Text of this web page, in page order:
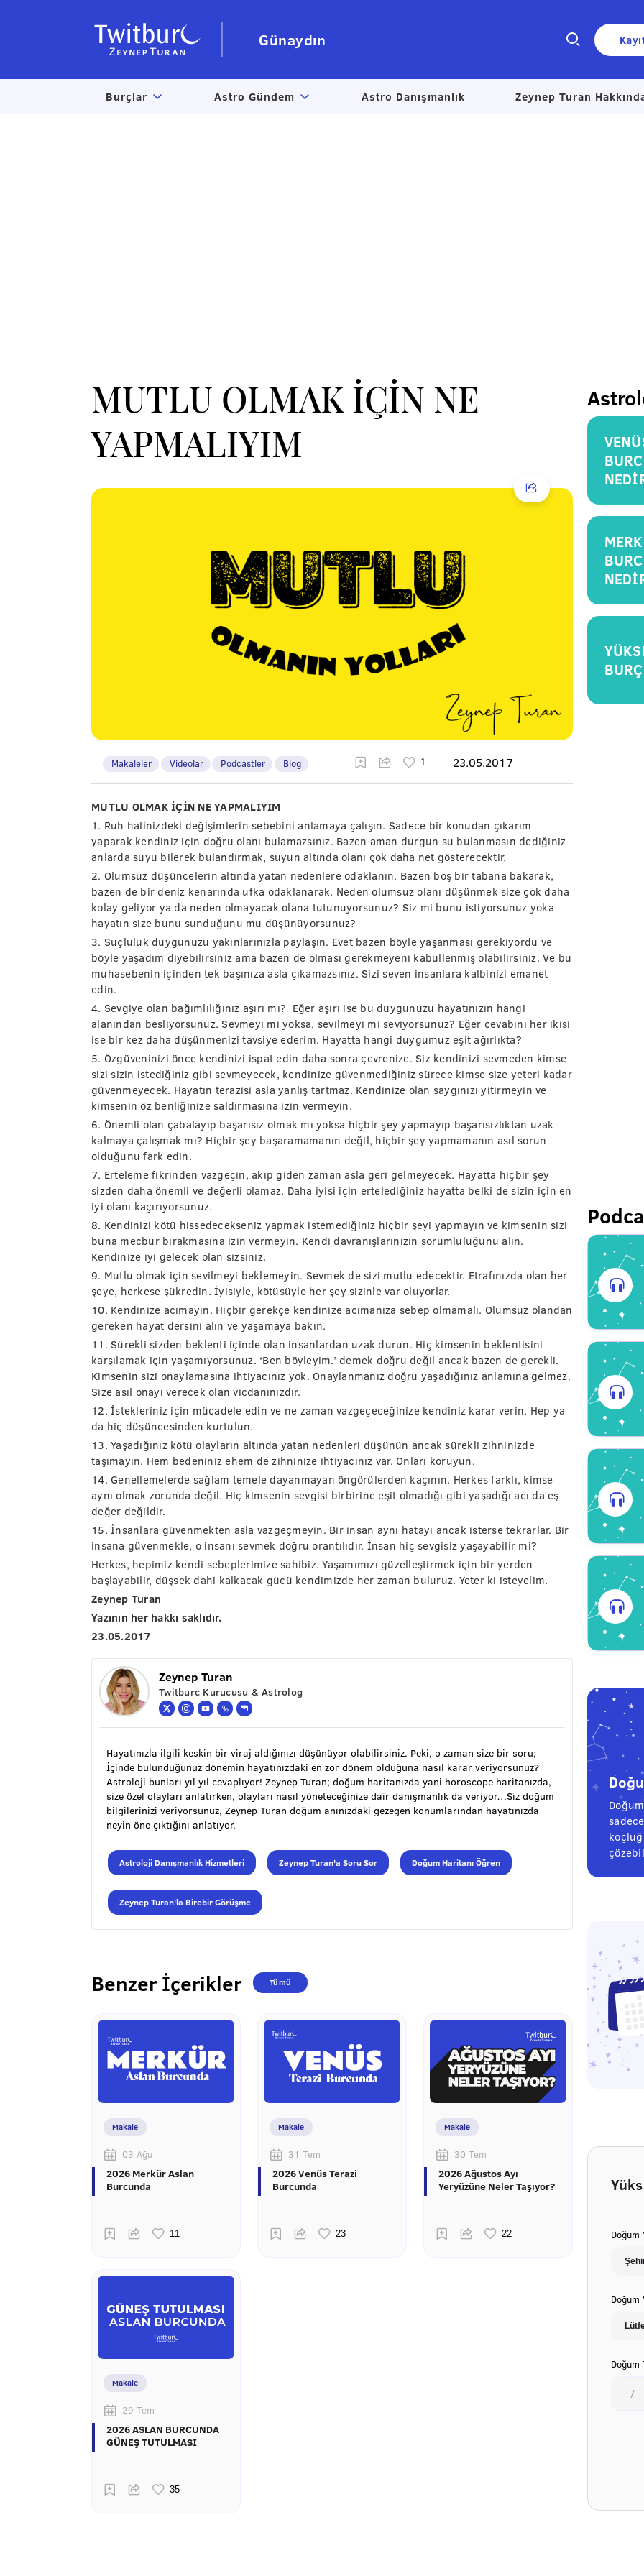
Günaydın
Burçlar Astro Gündem Astro Danışmanlık Zeynep Turan
MUTLU OLMAK İÇİN NE
YAPMALIYIM
Makaleler Videolar Podcastler Blog 23.05.2017
MUTLU OLMAK İÇİN NE YAPMALIYIM
1. Ruh halinizdeki değişimlerin sebebini anlamaya çalışın. Sadece bir konudan çıkarım
yaparak kendiniz için doğru olanı bulamazsınız. Bazen aman durgun su bulanmasın dediğiniz
anlarda suyu bilerek bulandırmak, suyun altında olanı çok daha net gösterecektir.
2. Olumsuz düşüncelerin altında yatan nedenlere odaklanın. Bazen boş bir tabana bakarak,
bazen de bir deniz kenarında ufka odaklanarak. Neden olumsuz olanı düşünmek size çok daha
kolay geliyor ya da neden olmayacak olana tutunuyorsunuz? Siz mi bunu istiyorsunuz yoka
hayatın size bunu sunduğunu mu düşünüyorsunuz?
3. Suçluluk duygunuzu yakınlarınızla paylaşın. Evet bazen böyle yaşanması gerekiyordu ve
böyle yaşadım diyebilirsiniz ama bazen de olması gerekmeyeni kabullenmiş olabilirsiniz. Ve bu
muhasebenin içinden tek başınıza asla çıkamazsınız. Sizi seven insanlara kalbinizi emanet
edin.
4. Sevgiye olan bağımlılığınız aşırı mı? Eğer aşırı ise bu duygunuzu hayatınızın hangi
alanından besliyorsunuz. Sevmeyi mi yoksa, sevilmeyi mi seviyorsunuz? Eğer cevabını her ikisi
ise bir kez daha düşünmenizi tavsiye ederim. Hayatta hangi duygumuz eşit ağırlıkta?
5. Özgüveninizi önce kendinizi ispat edin daha sonra çevrenize. Siz kendinizi sevmeden kimse
sizi sizin istediğiniz gibi sevmeyecek, kendinize güvenmediğiniz sürece kimse size yeteri kadar
güvenmeyecek. Hayatın terazisi asla yanlış tartmaz. Kendinize olan saygınızı yitirmeyin ve
kimsenin öz benliğinize saldırmasına izin vermeyin.
6. Önemli olan çabalayıp başarısız olmak mı yoksa hiçbir şey yapmayıp başarısızlıktan uzak
kalmaya çalışmak mı? Hiçbir şey başaramamanın değil, hiçbir şey yapmamanın asıl sorun
olduğunu fark edin.
7. Erteleme fikrinden vazgeçin, akıp giden zaman asla geri gelmeyecek. Hayatta hiçbir şey
sizden daha önemli ve değerli olamaz. Daha iyisi için ertelediğiniz hayatta belki de sizin için en
iyi olanı kaçırıyorsunuz.
8. Kendinizi kötü hissedecekseniz yapmak istemediğiniz hiçbir şeyi yapmayın ve kimsenin sizi
buna mecbur bırakmasına izin vermeyin. Kendi davranışlarınızın sorumluluğunu alın.
Kendinize iyi gelecek olan sizsiniz.
9. Mutlu olmak için sevilmeyi beklemeyin. Sevmek de sizi mutlu edecektir. Etrafınızda olan her
şeye, herkese şükredin. İyisiyle, kötüsüyle her şey sizinle var oluyorlar.
10. Kendinize acımayın. Hiçbir gerekçe kendinize acımanıza sebep olmamalı. Olumsuz olandan
gereken hayat dersini alın ve yaşamaya bakın.
11. Sürekli sizden beklenti içinde olan insanlardan uzak durun. Hiç kimsenin beklentisini
karşılamak için yaşamıyorsunuz. ‘Ben böyleyim.’ demek doğru değil ancak bazen de gerekli.
Kimsenin sizi onaylamasına ihtiyacınız yok. Onaylanmanız doğru yaşadığınız anlamına gelmez.
Size asıl onayı verecek olan vicdanınızdır.
12. İstekleriniz için mücadele edin ve ne zaman vazgeçeceğinize kendiniz karar verin. Hep ya
da hiç düşüncesinden kurtulun.
13. Yaşadığınız kötü olayların altında yatan nedenleri düşünün ancak sürekli zihninizde
taşımayın. Hem bedeniniz ehem de zihninize ihtiyacınız var. Onları koruyun.
14. Genellemelerde sağlam temele dayanmayan öngörülerden kaçının. Herkes farklı, kimse
aynı olmak zorunda değil. Hiç kimsenin sevgisi birbirine eşit olmadığı gibi yaşadığı acı da eş
değer değildir.
15. İnsanlara güvenmekten asla vazgeçmeyin. Bir insan aynı hatayı ancak isterse tekrarlar. Bir
insana güvenmekle, o insanı sevmek doğru orantılıdır. İnsan hiç sevgisiz yaşayabilir mi?
Herkes, hepimiz kendi sebeplerimize sahibiz. Yaşamımızı güzelleştirmek için bir yerden
başlayabilir, düşsek dahi kalkacak gücü kendimizde her zaman buluruz. Yeter ki isteyelim.
Zeynep Turan
Yazının her hakkı saklıdır.
23.05.2017
Zeynep Turan
Twitburc Kurucusu & Astrolog
Hayatınızla ilgili keskin bir viraj aldığınızı düşünüyor olabilirsiniz. Peki, o zaman size bir soru;
İçinde bulunduğunuz dönemin hayatınızdaki en zor dönem olduğuna nasıl karar veriyorsunuz?
Astroloji bunları yıl yıl cevaplıyor! Zeynep Turan; doğum haritanızda yani horoscope haritanızda,
size özel olayları anlatırken, olayları nasıl yöneteceğinize dair danışmanlık da veriyor…Siz doğum
bilgilerinizi veriyorsunuz, Zeynep Turan doğum anınızdaki gezegen konumlarından hayatınızda
neyin öne çıktığını anlatıyor.
Astroloji Danışmanlık Hizmetleri Zeynep Turan'a Soru Sor Doğum Haritanı Öğren
Zeynep Turan'la Birebir Görüşme
Benzer İçerikler Tümü
Makale
03 Ağu
2026 Merkür Aslan
Burcunda
Makale
31 Tem
2026 Venüs Terazi
Burcunda
Makale
30 Tem
2026 Ağustos Ayı
Yeryüzüne Neler Taşıyor?
Makale
29 Tem
2026 ASLAN BURCUNDA
GÜNEŞ TUTULMASI
BURÇ
Doğum
Doğum
Doğum